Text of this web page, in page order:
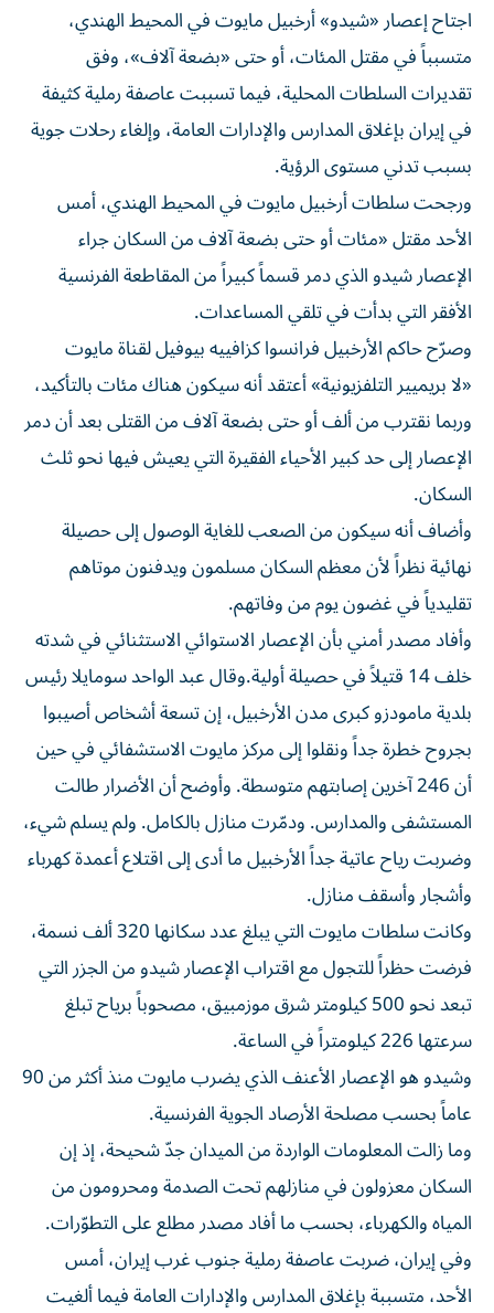
اجتاح إعصار «شيدو» أرخبيل مايوت في المحيط الهندي،
متسبباً في مقتل المئات، أو حتى «بضعة آلاف»، وفق
تقديرات السلطات المحلية، فيما تسببت عاصفة رملية كثيفة
في إيران بإغلاق المدارس والإدارات العامة، وإلغاء رحلات جوية
بسبب تدني مستوى الرؤية.
ورجحت سلطات أرخبيل مايوت في المحيط الهندي، أمس
الأحد مقتل «مئات أو حتى بضعة آلاف من السكان جراء
الإعصار شيدو الذي دمر قسماً كبيراً من المقاطعة الفرنسية
الأفقر التي بدأت في تلقي المساعدات.
وصرّح حاكم الأرخبيل فرانسوا كزافييه بيوفيل لقناة مايوت
«لا بريميير التلفزيونية» أعتقد أنه سيكون هناك مئات بالتأكيد،
وربما نقترب من ألف أو حتى بضعة آلاف من القتلى بعد أن دمر
الإعصار إلى حد كبير الأحياء الفقيرة التي يعيش فيها نحو ثلث
السكان.
وأضاف أنه سيكون من الصعب للغاية الوصول إلى حصيلة
نهائية نظراً لأن معظم السكان مسلمون ويدفنون موتاهم
تقليدياً في غضون يوم من وفاتهم.
وأفاد مصدر أمني بأن الإعصار الاستوائي الاستثنائي في شدته
خلف 14 قتيلاً في حصيلة أولية.وقال عبد الواحد سومايلا رئيس
بلدية مامودزو كبرى مدن الأرخبيل، إن تسعة أشخاص أصيبوا
بجروح خطرة جداً ونقلوا إلى مركز مايوت الاستشفائي في حين
أن 246 آخرين إصابتهم متوسطة. وأوضح أن الأضرار طالت
المستشفى والمدارس. ودمّرت منازل بالكامل. ولم يسلم شيء،
وضربت رياح عاتية جداً الأرخبيل ما أدى إلى اقتلاع أعمدة كهرباء
وأشجار وأسقف منازل.
وكانت سلطات مايوت التي يبلغ عدد سكانها 320 ألف نسمة،
فرضت حظراً للتجول مع اقتراب الإعصار شيدو من الجزر التي
تبعد نحو 500 كيلومتر شرق موزمبيق، مصحوباً برياح تبلغ
سرعتها 226 كيلومتراً في الساعة.
وشيدو هو الإعصار الأعنف الذي يضرب مايوت منذ أكثر من 90
عاماً بحسب مصلحة الأرصاد الجوية الفرنسية.
وما زالت المعلومات الواردة من الميدان جدّ شحيحة، إذ إن
السكان معزولون في منازلهم تحت الصدمة ومحرومون من
المياه والكهرباء، بحسب ما أفاد مصدر مطلع على التطوّرات.
وفي إيران، ضربت عاصفة رملية جنوب غرب إيران، أمس
الأحد، متسببة بإغلاق المدارس والإدارات العامة فيما ألغيت